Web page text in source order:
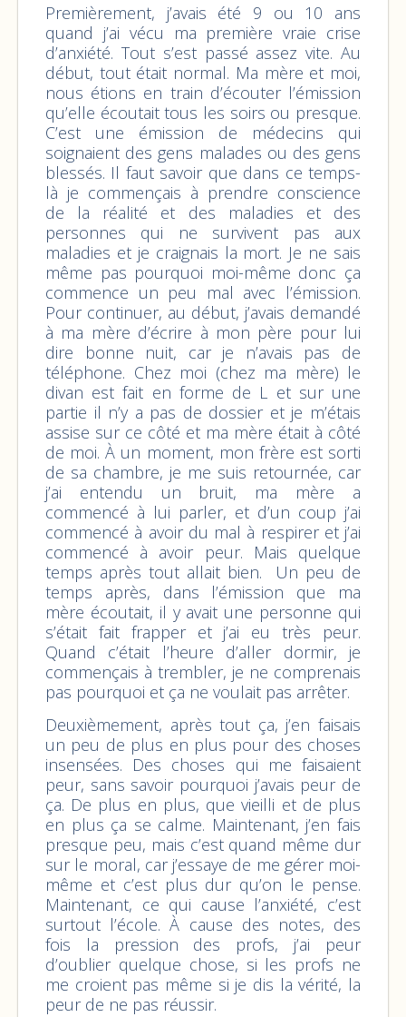
Premièrement, j’avais été 9 ou 10 ans
quand j’ai vécu ma première vraie crise
d’anxiété. Tout s’est passé assez vite. Au
début, tout était normal. Ma mère et moi,
nous étions en train d’écouter l’émission
qu’elle écoutait tous les soirs ou presque.
C’est une émission de médecins qui
soignaient des gens malades ou des gens
blessés. Il faut savoir que dans ce temps-
là je commençais à prendre conscience
de la réalité et des maladies et des
personnes qui ne survivent pas aux
maladies et je craignais la mort. Je ne sais
même pas pourquoi moi-même donc ça
commence un peu mal avec l’émission.
Pour continuer, au début, j’avais demandé
à ma mère d’écrire à mon père pour lui
dire bonne nuit, car je n’avais pas de
téléphone. Chez moi (chez ma mère) le
divan est fait en forme de L et sur une
partie il n’y a pas de dossier et je m’étais
assise sur ce côté et ma mère était à côté
de moi. À un moment, mon frère est sorti
de sa chambre, je me suis retournée, car
j’ai entendu un bruit, ma mère a
commencé à lui parler, et d’un coup j’ai
commencé à avoir du mal à respirer et j’ai
commencé à avoir peur. Mais quelque
temps après tout allait bien. Un peu de
temps après, dans l’émission que ma
mère écoutait, il y avait une personne qui
s’était fait frapper et j’ai eu très peur.
Quand c’était l’heure d’aller dormir, je
commençais à trembler, je ne comprenais
pas pourquoi et ça ne voulait pas arrêter.
Deuxièmement, après tout ça, j’en faisais
un peu de plus en plus pour des choses
insensées. Des choses qui me faisaient
peur, sans savoir pourquoi j’avais peur de
ça. De plus en plus, que vieilli et de plus
en plus ça se calme. Maintenant, j’en fais
presque peu, mais c’est quand même dur
sur le moral, car j’essaye de me gérer moi-
même et c’est plus dur qu’on le pense.
Maintenant, ce qui cause l’anxiété, c’est
surtout l’école. À cause des notes, des
fois la pression des profs, j’ai peur
d’oublier quelque chose, si les profs ne
me croient pas même si je dis la vérité, la
peur de ne pas réussir.